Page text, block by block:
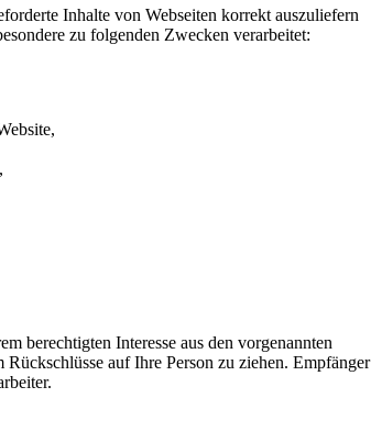
Inhalte von Webseiten korrekt auszuliefern
zu folgenden Zwecken verarbeitet:
berechtigten Interesse aus den vorgenannten
auf Ihre Person zu ziehen. Empfänger